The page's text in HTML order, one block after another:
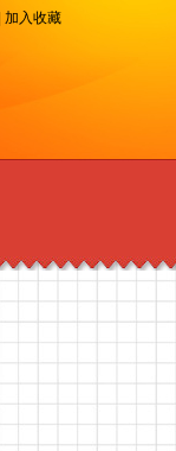
加入收藏